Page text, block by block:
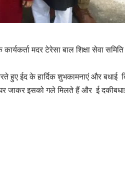
मदर टेरेसा बाल शिक्षा सेवा
हुए ईद के हार्दिक शुभकामनाएं और
जाकर इसको गले मिलते हैं और ई